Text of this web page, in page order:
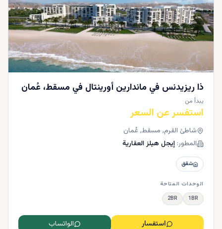
ذا ريزيدنس في ماندارين أورينتال في مسقط، عُمان
يبدأ من
استفسر عن السعر
شاطئ القرم, مسقط, عُمان
المطور: إيجل هيلز العقارية
شقق
الوحدات المتاحة
1BR
2BR
استفسار الواتساب